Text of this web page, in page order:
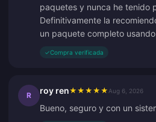
paquetes y nunca he tenido
Definitivamente la
un paquete completo
✓Compra verificada
R roy ren★ ★ ★ ★ ★ Aug 6, 2026
Bueno, seguro y con un